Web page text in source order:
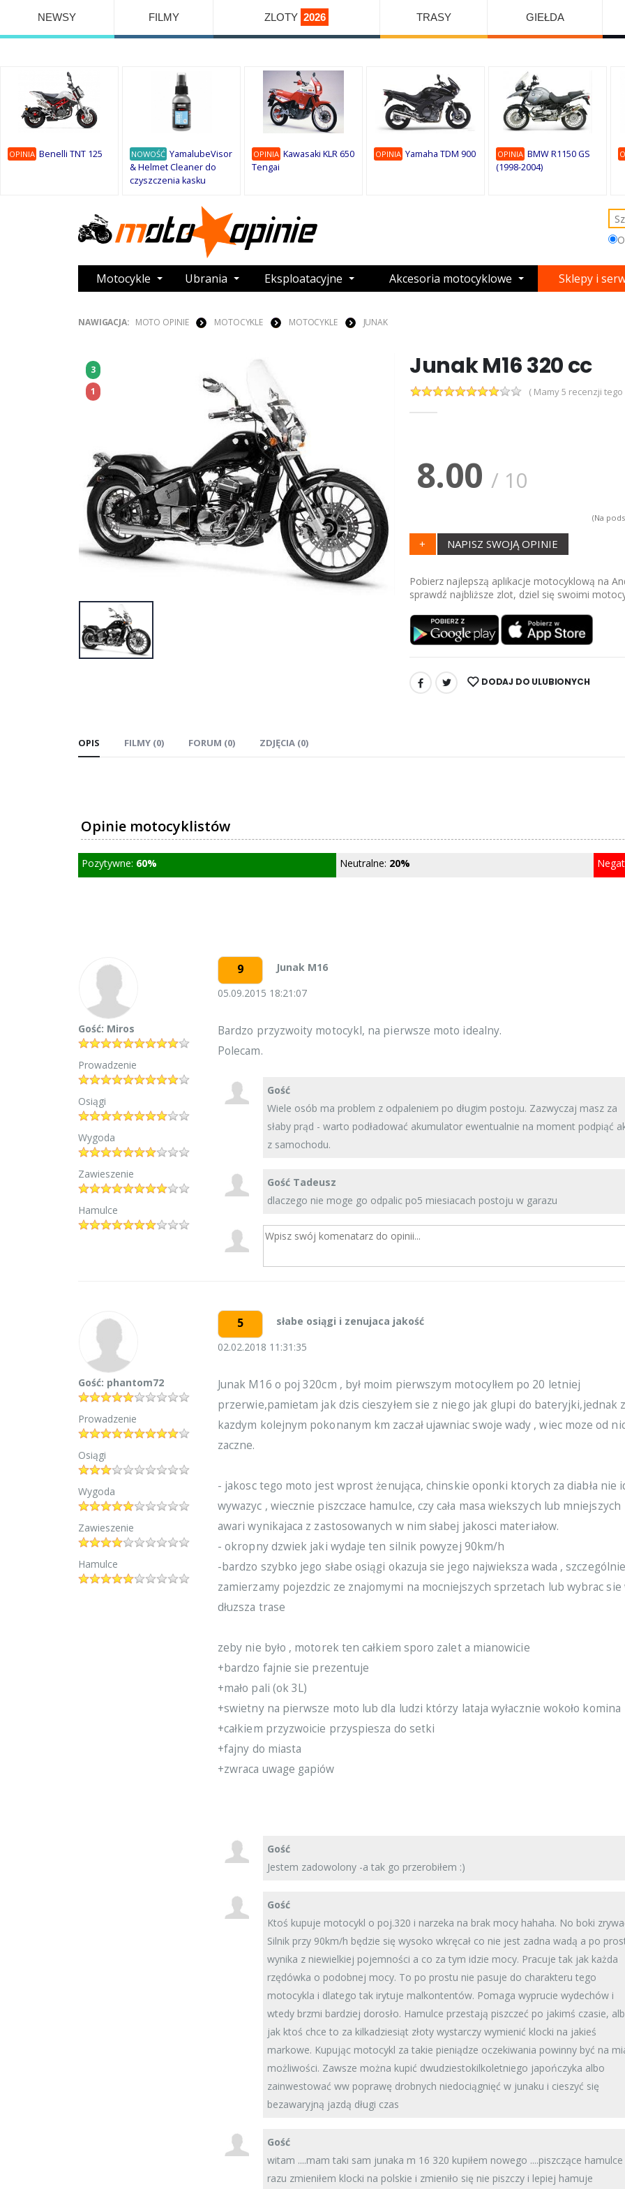
NEWSY FILMY ZLOTY 2026 TRASY GIEŁDA
OPINIA Benelli TNT 125 NOWOŚĆ YamalubeVisor
& Helmet Cleaner do
czyszczenia kasku
OPINIA Kawasaki KLR 650
Tengai
OPINIA Yamaha TDM 900 OPINIA BMW R1150 GS
(1998-2004)
Motocykle Ubrania Eksploatacyjne Akcesoria motocyklowe Sklepy i
NAWIGACJA: MOTO OPINIE MOTOCYKLE MOTOCYKLE JUNAK
3
1
Junak M16 320 cc
( Mamy 5 recenzji
8.00 / 10
(Na
+ NAPISZ SWOJĄ OPINIE
Pobierz najlepszą aplikacje motocyklową na
sprawdź najbliższe zlot, dziel się swoimi
UDOSTĘPNIJ: DODAJ DO ULUBIONYCH
OPIS FILMY (0) FORUM (0) ZDJĘCIA (0)
Opinie motocyklistów
Pozytywne: 60% Neutralne: 20%
Gość: Miros
Prowadzenie
Osiągi
Wygoda
Zawieszenie
Hamulce
9
Junak M16
05.09.2015 18:21:07
Bardzo przyzwoity motocykl, na pierwsze moto idealny.
Polecam.
Gość
Wiele osób ma problem z odpaleniem po długim postoju. Zazwyczaj masz za
słaby prąd - warto podładować akumulator ewentualnie na moment podpiąć
z samochodu.
Gość Tadeusz
dlaczego nie moge go odpalic po5 miesiacach postoju w garazu
Gość: phantom72
Prowadzenie
Osiągi
Wygoda
Zawieszenie
Hamulce
5
słabe osiągi i zenujaca jakość
02.02.2018 11:31:35
Junak M16 o poj 320cm , był moim pierwszym motocylłem po 20 letniej
przerwie,pamietam jak dzis cieszyłem sie z niego jak glupi do bateryjki,jednak z
kazdym kolejnym pokonanym km zaczał ujawniac swoje wady , wiec moze od
zaczne.
- jakosc tego moto jest wprost żenująca, chinskie oponki ktorych za diabła nie
wywazyc , wiecznie piszczace hamulce, czy cała masa wiekszych lub mniejszych
awari wynikajaca z zastosowanych w nim słabej jakosci materiałow.
- okropny dzwiek jaki wydaje ten silnik powyzej 90km/h
-bardzo szybko jego słabe osiągi okazuja sie jego najwieksza wada ,
zamierzamy pojezdzic ze znajomymi na mocniejszych sprzetach lub wybrac sie
dłuzsza trase
zeby nie było , motorek ten całkiem sporo zalet a mianowicie
+bardzo fajnie sie prezentuje
+mało pali (ok 3L)
+swietny na pierwsze moto lub dla ludzi którzy lataja wyłacznie wokoło komina
+całkiem przyzwoicie przyspiesza do setki
+fajny do miasta
+zwraca uwage gapiów
Gość
Jestem zadowolony -a tak go przerobiłem :)
Gość
Ktoś kupuje motocykl o poj.320 i narzeka na brak mocy hahaha. No boki
Silnik przy 90km/h będzie się wysoko wkręcał co nie jest zadna wadą a po
wynika z niewielkiej pojemności a co za tym idzie mocy. Pracuje tak jak każda
rzędówka o podobnej mocy. To po prostu nie pasuje do charakteru tego
motocykla i dlatego tak irytuje malkontentów. Pomaga wyprucie wydechów i
wtedy brzmi bardziej dorosło. Hamulce przestają piszczeć po jakimś czasie,
jak ktoś chce to za kilkadziesiąt złoty wystarczy wymienić klocki na jakieś
markowe. Kupując motocykl za takie pieniądze oczekiwania powinny być na
możliwości. Zawsze można kupić dwudziestokilkoletniego japończyka albo
zainwestować ww poprawę drobnych niedociągnięć w junaku i cieszyć się
bezawaryjną jazdą długi czas
Gość
witam ....mam taki sam junaka m 16 320 kupiłem nowego ....piszczące
razu zmieniłem klocki na polskie i zmieniło się nie piszczy i lepiej hamuje